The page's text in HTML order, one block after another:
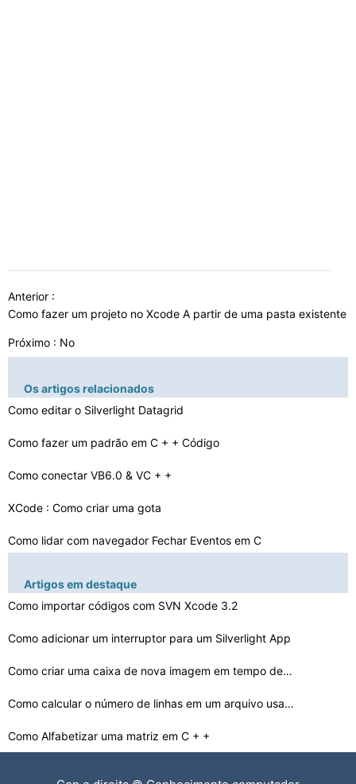
Anterior :
Como fazer um projeto no Xcode A partir de uma pasta existente
Próximo : No
Os artigos relacionados
Como editar o Silverlight Datagrid
Como fazer um padrão em C + + Código
Como conectar VB6.0 & VC + +
XCode : Como criar uma gota
Como lidar com navegador Fechar Eventos em C
Como usar LINQ em WPF
Como usar o Vector3 Operador Ogre
Como passar uma String para abrir um ifstream
Como fazer um projeto no Xcode A partir de uma pasta ex…
Artigos em destaque
Como importar códigos com SVN Xcode 3.2
Como adicionar um interruptor para um Silverlight App
Como criar uma caixa de nova imagem em tempo de execuç…
Como calcular o número de linhas em um arquivo usando …
Como Alfabetizar uma matriz em C + +